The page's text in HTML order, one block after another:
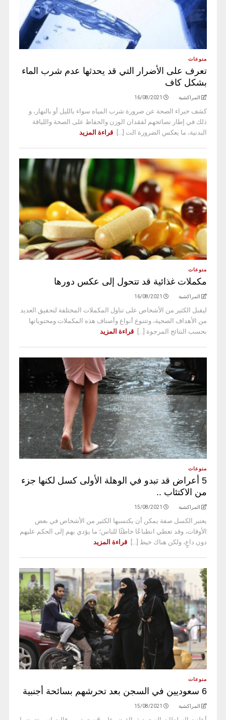
منوعات
تعرف على الأضرار التي قد يحدثها عدم شرب الماء
بشكل كاف
المراكشية 16/08/2021
كشف خبراء الصحة عن ضرورة شرب المياه سواء بالليل أو بالنهار، و
ذلك في إطار نصائحهم لفقدان الوزن والحفاظ على الصحة واللياقة
البدنية، ما يعكس الضرورة الت [...]
قراءة المزيد
منوعات
مكملات غذائية قد تتحول إلى عكس دورها
المراكشية 16/08/2021
ليقبل الكثير من الأشخاص على تناول المكملات المختلفة لتحقيق العديد
من الأهداف الصحية، وتتنوع أنواع وأصناف هذه المكملات ومحتوياتها
بحسب النتائج المرجوة [...]
قراءة المزيد
منوعات
5 أعراض قد تبدو في الوهلة الأولى كسل لكنها جزء
من الاكتئاب ..
المراكشية 15/08/2021
يعتبر الكسل صفة يمكن أن يكتسبها الكثير من الأشخاص في بعض
الأوقات، وقد تعطي انطباعًا خاطئًا للناس؛ ما يؤدي بهم إلى الحكم عليهم
دون داعٍ، ولكن هناك خيط [...]
قراءة المزيد
منوعات
6 سعوديين في السجن بعد تحرشهم بسائحة أجنبية
المراكشية 15/08/2021